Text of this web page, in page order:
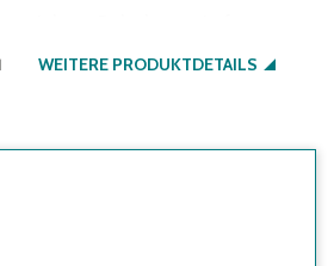
Bedarf im Lager, in der
WEITERE PRODUKTDETAILS